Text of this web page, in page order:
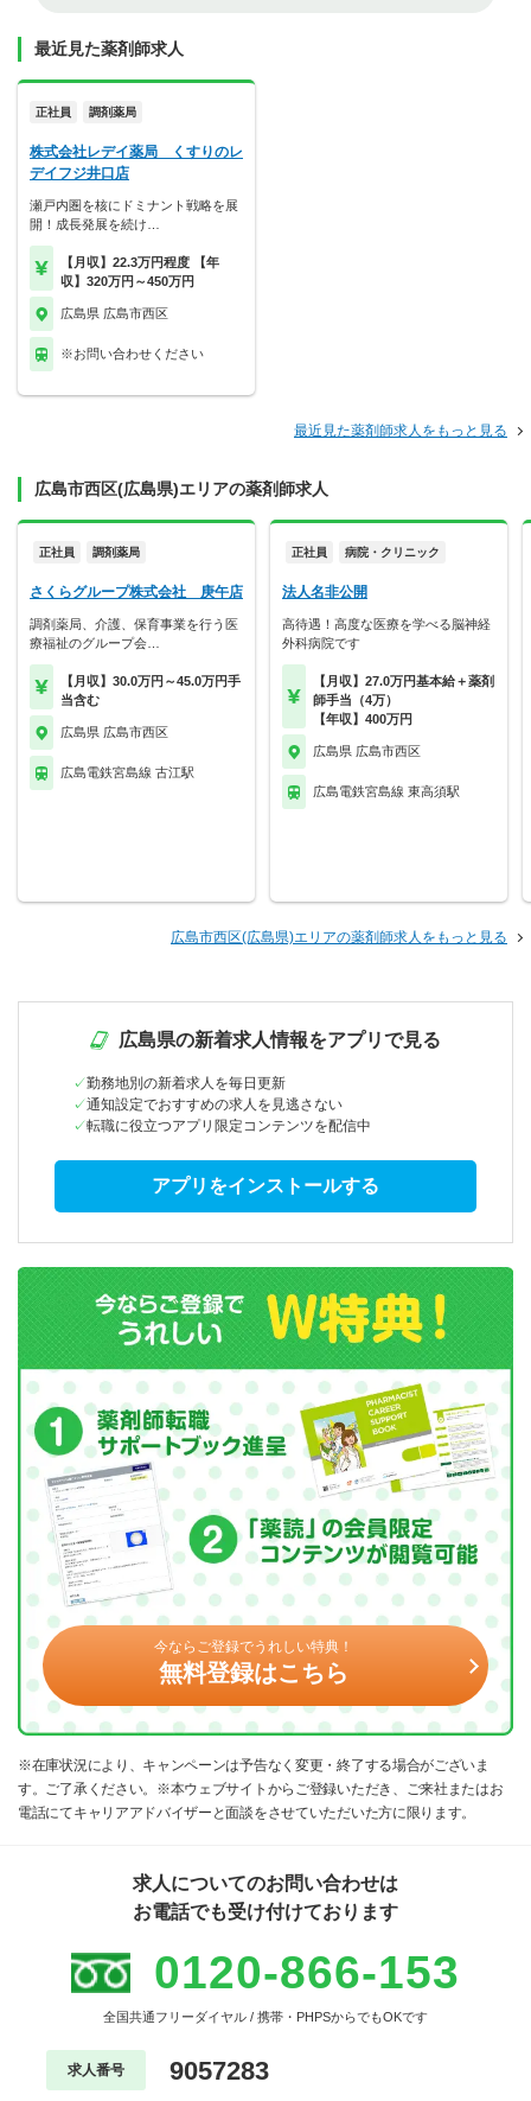
最近見た薬剤師求人
正社員 調剤薬局
株式会社レデイ薬局 くすりのレ
デイフジ井口店
瀬戸内圏を核にドミナント戦略を展
開！成長発展を続け…
【月収】22.3万円程度 【年
収】320万円～450万円
広島県 広島市西区
※お問い合わせください
最近見た薬剤師求人をもっと見る
広島市西区(広島県)エリアの薬剤師求人
正社員 調剤薬局
さくらグループ株式会社 庚午店
調剤薬局、介護、保育事業を行う医
療福祉のグループ会…
【月収】30.0万円～45.0万円手
当含む
広島県 広島市西区
広島電鉄宮島線 古江駅
正社員 病院・クリニック
法人名非公開
高待遇！高度な医療を学べる脳神経
外科病院です
【月収】27.0万円基本給＋薬剤
師手当（4万）
【年収】400万円
広島県 広島市西区
広島電鉄宮島線 東高須駅
広島市西区(広島県)エリアの薬剤師求人をもっと見る
広島県の新着求人情報をアプリで見る
勤務地別の新着求人を毎日更新
通知設定でおすすめの求人を見逃さない
転職に役立つアプリ限定コンテンツを配信中
アプリをインストールする
今ならご登録でうれしい特典！
無料登録はこちら
※在庫状況により、キャンペーンは予告なく変更・終了する場合がございま
す。ご了承ください。※本ウェブサイトからご登録いただき、ご来社またはお
電話にてキャリアアドバイザーと面談をさせていただいた方に限ります。
求人についてのお問い合わせは
お電話でも受け付けております
0120-866-153
全国共通フリーダイヤル / 携帯・PHPSからでもOKです
求人番号 9057283